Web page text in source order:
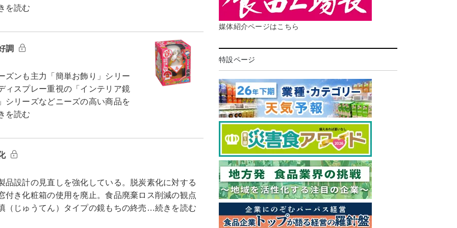
を読む
調
ンも主力「簡単お飾り」シリー
ィスプレー重視の「インテリア鏡
シリーズなどニーズの高い商品を
を読む
設計の見直しを強化している。脱炭素化に対する
き化粧箱の使用を廃止。食品廃棄ロス削減の観点
（じゅうてん）タイプの鏡もちの終売…続きを読む
媒体紹介ページはこちら
特設ページ